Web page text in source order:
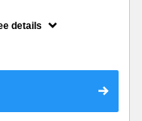
のクーポンです★
プーブロー込●ロング料
●選べるシャンプー付き●
details